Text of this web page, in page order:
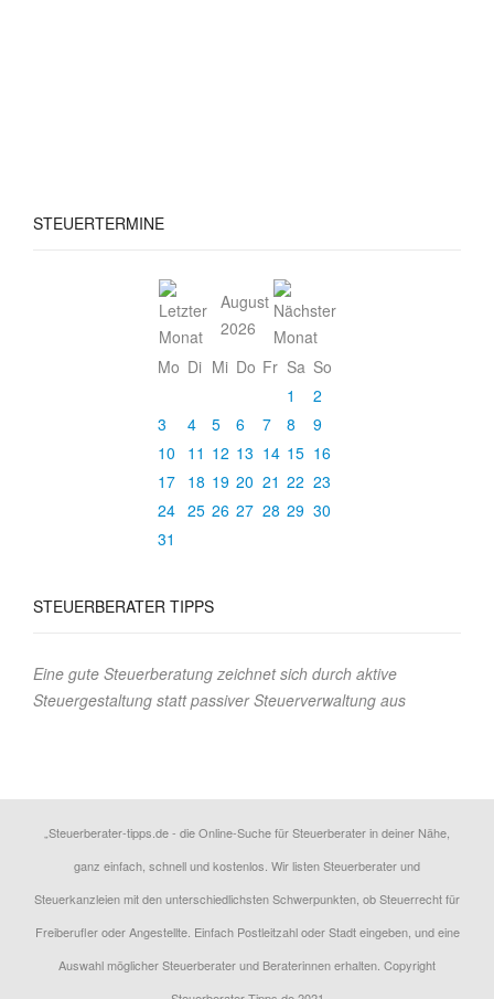
STEUERTERMINE
August
2026
Mo Di Mi Do Fr Sa So
1
2
3
4 5 6 7 8
9
10
11 12 13 14 15 16
17
18 19 20 21 22 23
24 25 26 27 28 29 30
31
STEUERBERATER TIPPS
Eine gute Steuerberatung zeichnet sich durch aktive
Steuergestaltung statt passiver Steuerverwaltung aus
„Steuerberater-tipps.de - die Online-Suche für Steuerberater in deiner Nähe,
ganz einfach, schnell und kostenlos. Wir listen Steuerberater und
Steuerkanzleien mit den unterschiedlichsten Schwerpunkten, ob Steuerrecht für
Freiberufler oder Angestellte. Einfach Postleitzahl oder Stadt eingeben, und eine
Auswahl möglicher Steuerberater und Beraterinnen erhalten. Copyright